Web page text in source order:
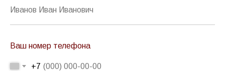
Ваш номер телефона
+7